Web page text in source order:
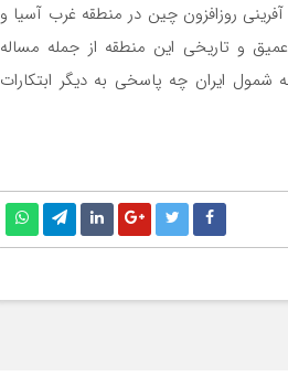
روزافزون چین در منطقه غرب آسیا و
و تاریخی این منطقه از جمله مساله
شمول ایران چه پاسخی به دیگر ابتکارات